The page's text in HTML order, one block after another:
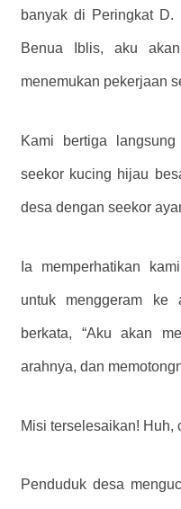
banyak di Peringkat
Benua Iblis, aku
menemukan pekerjaan
Kami bertiga
seekor kucing hijau
desa dengan seekor
Ia memperhatikan
untuk menggeram ke
berkata, “Aku akan
arahnya, dan
Misi terselesaikan! Huh,
Penduduk desa